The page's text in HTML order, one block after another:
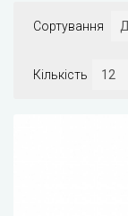
Сортування
Кількість